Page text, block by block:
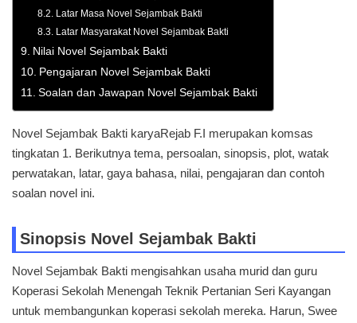
Latar Masa Novel Sejambak Bakti
Latar Masyarakat Novel Sejambak Bakti
Nilai Novel Sejambak Bakti
Pengajaran Novel Sejambak Bakti
Soalan dan Jawapan Novel Sejambak Bakti
Novel Sejambak Bakti karyaRejab F.I merupakan komsas
tingkatan 1. Berikutnya tema, persoalan, sinopsis, plot, watak
perwatakan, latar, gaya bahasa, nilai, pengajaran dan contoh
soalan novel ini.
Sinopsis Novel Sejambak Bakti
Novel Sejambak Bakti mengisahkan usaha murid dan guru
Koperasi Sekolah Menengah Teknik Pertanian Seri Kayangan
untuk membangunkan koperasi sekolah mereka. Harun, Swee